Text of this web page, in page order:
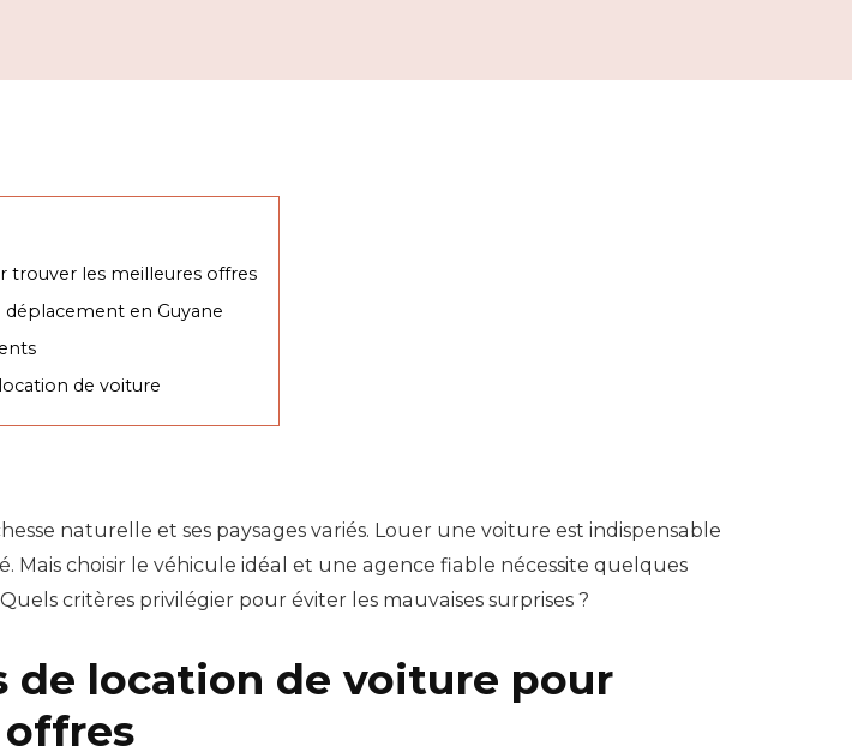
trouver les meilleures offres
en Guyane
de voiture
naturelle et ses paysages variés. Louer une voiture est indispensable
choisir le véhicule idéal et une agence fiable nécessite quelques
critères privilégier pour éviter les mauvaises surprises ?
de location de voiture pour